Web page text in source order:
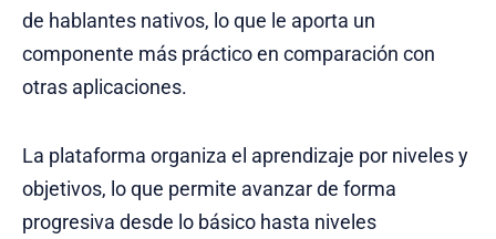
de hablantes nativos, lo que le aporta un
componente más práctico en comparación con
otras aplicaciones.
La plataforma organiza el aprendizaje por niveles y
objetivos, lo que permite avanzar de forma
progresiva desde lo básico hasta niveles